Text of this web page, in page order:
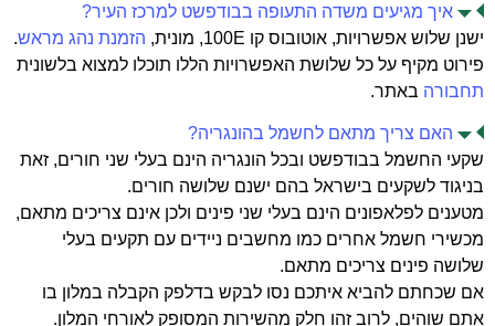
איך מגיעים משדה התעופה בבודפשט למרכז העיר?
ישנן שלוש אפשרויות, אוטובוס קו 100E, מונית,
הזמנת נהג מראש.
פירוט מקיף על כל שלושת האפשרויות הללו תוכלו למצוא בלשונית
תחבורה באתר.
האם צריך מתאם לחשמל בהונגריה?
שקעי החשמל בבודפשט ובכל הונגריה הינם בעלי שני חורים, זאת
בניגוד לשקעים בישראל בהם ישנם שלושה חורים.
מטענים לפלאפונים הינם בעלי שני פינים ולכן אינם צריכים מתאם,
מכשירי חשמל אחרים כמו מחשבים ניידים עם תקעים בעלי
שלושה פינים צריכים מתאם.
אם שכחתם להביא איתכם נסו לבקש בדלפק הקבלה במלון בו
אתם שוהים, לרוב זהו חלק מהשירות המסופק לאורחי המלון.